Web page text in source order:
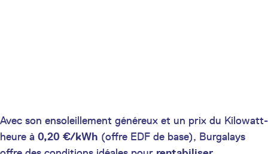
Avec son ensoleillement généreux et un prix du Kilowatt-
heure à 0,20 €/kWh (offre EDF de base), Burgalays